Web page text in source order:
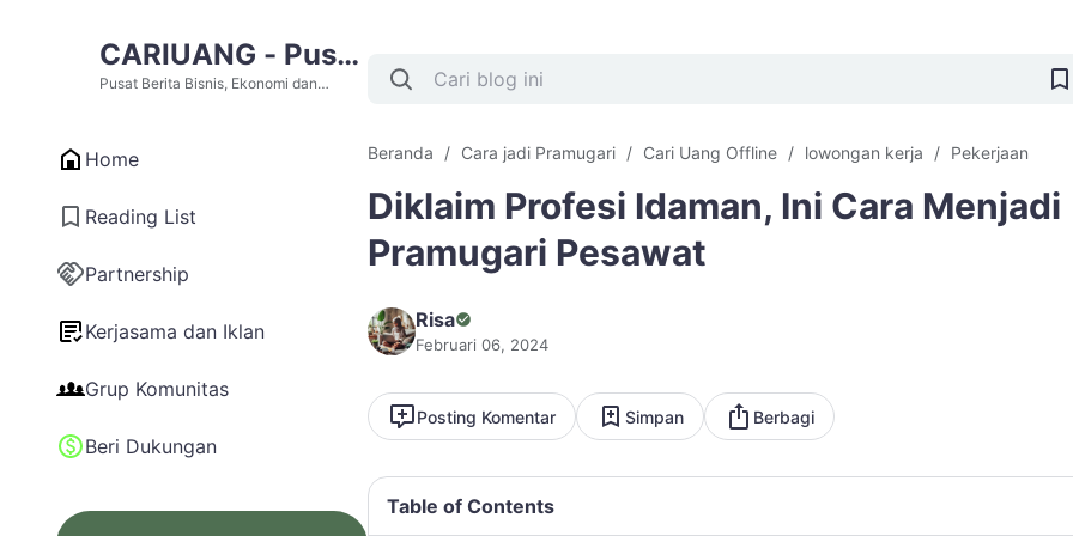
CARIUANG - Pusat
Berita Bisnis,
Uang Terupdate
Hari Ini
Pusat Berita Bisnis, Ekonomi dan
Home
Reading List
Partnership
Kerjasama dan Iklan
Grup Komunitas
Beri Dukungan
Beranda Cara jadi Pramugari Cari Uang Offline lowongan kerja Pekerjaan
Diklaim Profesi Idaman, Ini Cara Menjadi
Pramugari Pesawat
Risa
Februari 06, 2024
Posting Komentar Simpan Berbagi
Table of Contents